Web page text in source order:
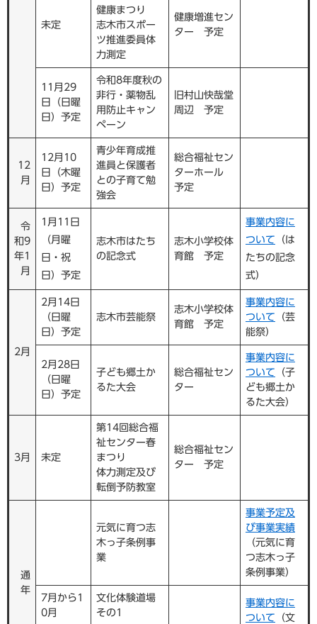
未定
健康まつり
志木市スポー
ツ推進委員体
力測定
健康増進セン
ター 予定
11月29
日（日曜
日）予定
令和8年度秋の
非行・薬物乱
用防止キャン
ペーン
旧村山快哉堂
周辺 予定
12
月
12月10
日（木曜
日）予定
青少年育成推
進員と保護者
との子育て勉
強会
総合福祉セン
ターホール
予定
令
和9
年1
月
1月11日
（月曜
日・祝
日）予定
志木市はたち
の記念式
志木小学校体
育館 予定
事業内容に
ついて （は
たちの記念
式）
2月
2月14日
（日曜
日）予定
志木市芸能祭
志木小学校体
育館 予定
事業内容に
ついて （芸
能祭）
2月28日
（日曜
日）予定
子ども郷土か
るた大会
総合福祉セン
ター
事業内容に
ついて （子
ども郷土か
るた大会）
3月 未定
第14回総合福
祉センター春
まつり
体力測定及び
転倒予防教室
総合福祉セン
ター 予定
通
年
元気に育つ志
木っ子条例事
業
事業予定及
び事業実績
（元気に育
つ志木っ子
条例事業）
7月から1
0月
文化体験道場
その1
事業内容に
ついて （文